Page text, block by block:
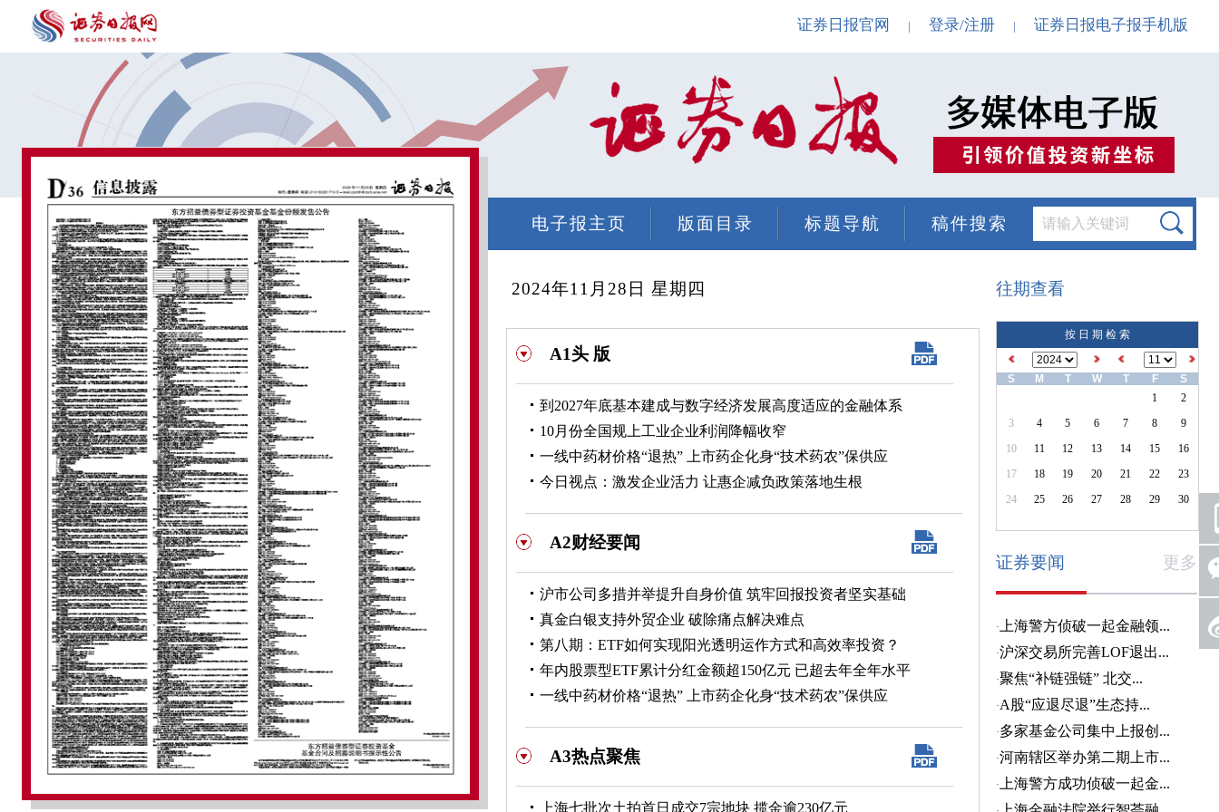
证券日报官网 | 登录/注册 | 证券日报电子报手机版
电子报主页 版面目录 标题导航 稿件搜索
2024年11月28日 星期四
A1头 版
到2027年底基本建成与数字经济发展高度适应的金融体系
10月份全国规上工业企业利润降幅收窄
一线中药材价格“退热” 上市药企化身“技术药农”保供应
今日视点：激发企业活力 让惠企减负政策落地生根
A2财经要闻
沪市公司多措并举提升自身价值 筑牢回报投资者坚实基础
真金白银支持外贸企业 破除痛点解决难点
第八期：ETF如何实现阳光透明运作方式和高效率投资？
年内股票型ETF累计分红金额超150亿元 已超去年全年水平
一线中药材价格“退热” 上市药企化身“技术药农”保供应
A3热点聚焦
上海七批次土拍首日成交7宗地块 揽金逾230亿元
往期查看
按 日 期 检 索
S M T W T F
S
1
2
3
4 5 6 7 8
9
10
11 12 13 14 15
16
17
18 19 20 21 22
23
24
25 26 27 28 29 30
更多
证券要闻